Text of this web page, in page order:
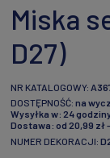
Miska
D27)
NR KATALOGOWY:
DOSTĘPNOŚĆ: na
Wysyłka w: 24
Dostawa: od 20,99 zł
Cena nie
NUMER DEKORACJI: